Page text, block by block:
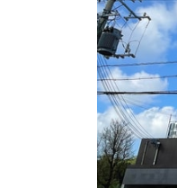
s
e
a
r
c
h